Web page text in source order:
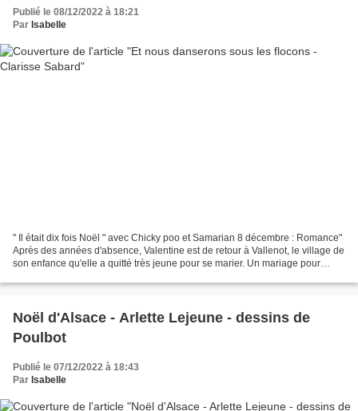
Publié le 08/12/2022 à 18:21
Par Isabelle
" Il était dix fois Noël " avec Chicky poo et Samarian 8 décembre : Romance"
Après des années d'absence, Valentine est de retour à Vallenot, le village de
son enfance qu'elle a quitté très jeune pour se marier. Un mariage pour
Noël d'Alsace - Arlette Lejeune - dessins de
Poulbot
Publié le 07/12/2022 à 18:43
Par Isabelle